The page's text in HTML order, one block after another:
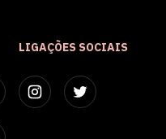
LIGAÇÕES SOCIAIS